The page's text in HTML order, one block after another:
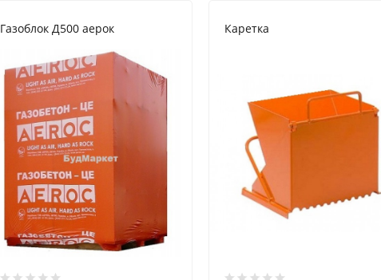
Газоблок Д500 аерок Каретка